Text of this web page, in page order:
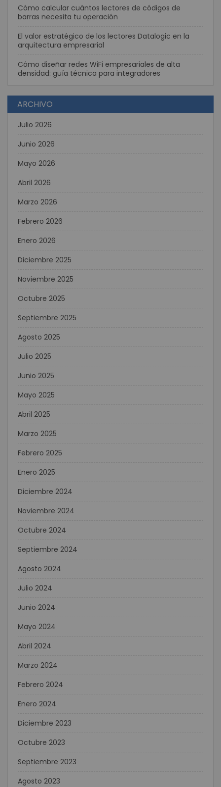
Cómo calcular cuántos lectores de códigos de
barras necesita tu operación
El valor estratégico de los lectores Datalogic en la
arquitectura empresarial
Cómo diseñar redes WiFi empresariales de alta
densidad: guía técnica para integradores
ARCHIVO
Julio 2026
Junio 2026
Mayo 2026
Abril 2026
Marzo 2026
Febrero 2026
Enero 2026
Diciembre 2025
Noviembre 2025
Octubre 2025
Septiembre 2025
Agosto 2025
Julio 2025
Junio 2025
Mayo 2025
Abril 2025
Marzo 2025
Febrero 2025
Enero 2025
Diciembre 2024
Noviembre 2024
Octubre 2024
Septiembre 2024
Agosto 2024
Julio 2024
Junio 2024
Mayo 2024
Abril 2024
Marzo 2024
Febrero 2024
Enero 2024
Diciembre 2023
Octubre 2023
Septiembre 2023
Agosto 2023